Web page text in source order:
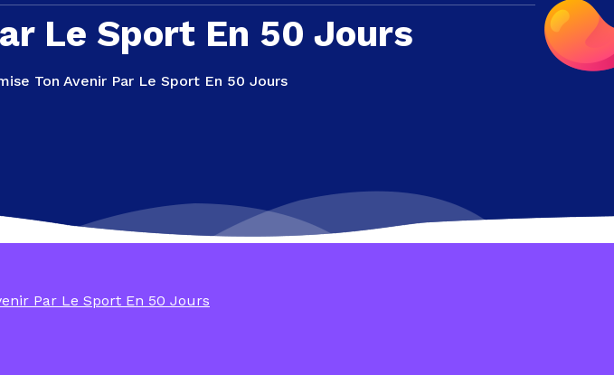
Le Sport En 50 Jours
Ton Avenir Par Le Sport En 50 Jours
Par Le Sport En 50 Jours